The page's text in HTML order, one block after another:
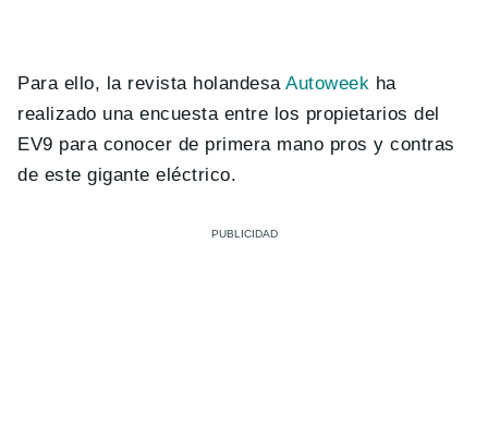
Para ello, la revista holandesaAutoweek ha
realizado una encuesta entre los propietarios del
EV9 para conocer de primera mano pros y contras
de este gigante eléctrico.